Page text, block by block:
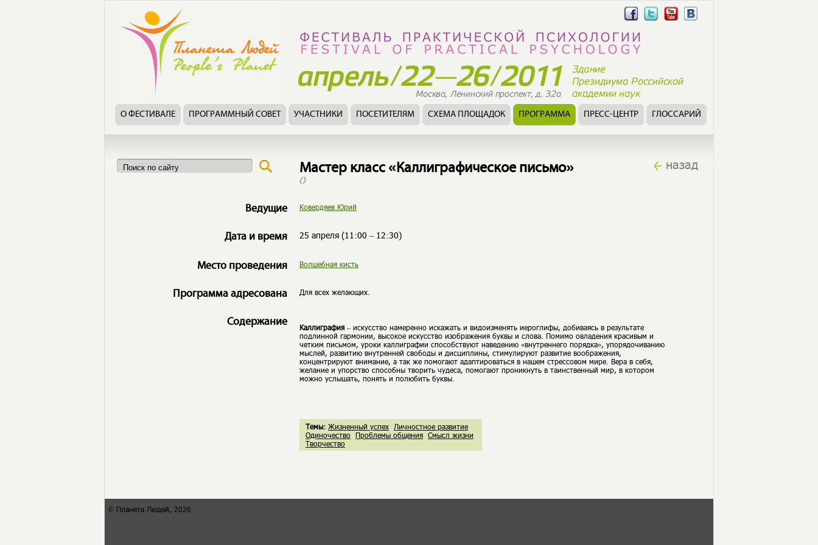
О ФЕСТИВАЛЕ ПРОГРАММНЫЙ СОВЕТ УЧАСТНИКИ ПОСЕТИТЕЛЯМ СХЕМА ПЛОЩАДОК ПРОГРАММА ПРЕСС-ЦЕНТР ГЛОССАРИЙ
назад
Мастер класс «Каллиграфическое письмо»
()
Ведущие Ковердяев Юрий
Дата и время 25 апреля (11:00 – 12:30)
Место проведения Волшебная кисть
Программа адресована Для всех желающих.
Содержание Каллиграфия – искусство намеренно искажать и видоизменять иероглифы, добиваясь в результате
подлинной гармонии, высокое искусство изображения буквы и слова. Помимо овладения красивым и
четким письмом, уроки каллиграфии способствуют наведению «внутреннего порядка», упорядочиванию
мыслей, развитию внутренней свободы и дисциплины, стимулируют развитие воображения,
концентрируют внимание, а так же помогают адаптироваться в нашем стрессовом мире. Вера в себя,
желание и упорство способны творить чудеса, помогают проникнуть в таинственный мир, в котором
можно услышать, понять и полюбить буквы.
Темы: Жизненный успех
Личностное развитие
Одиночество Проблемы общения Смысл жизни
Творчество
© Планета Людей, 2026